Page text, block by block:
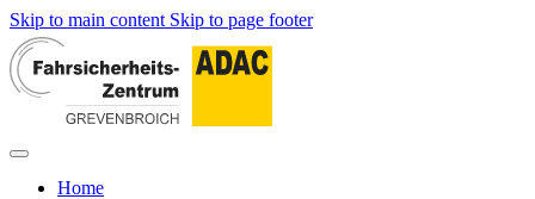
Skip to main content Skip to page footer
Home